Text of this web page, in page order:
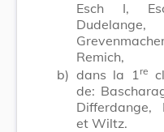
Esch I,
Remich,
b) dans la 1 re
de:
Differdange,
et Wiltz.